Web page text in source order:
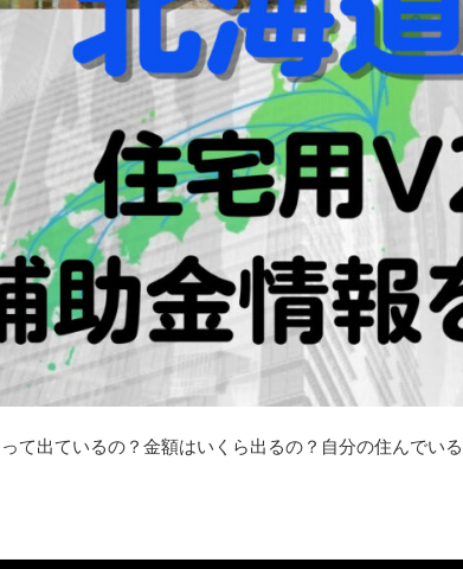
て出ているの？金額はいくら出るの？自分の住んでい